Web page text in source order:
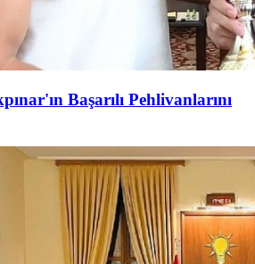
Başarılı Pehlivanlarını